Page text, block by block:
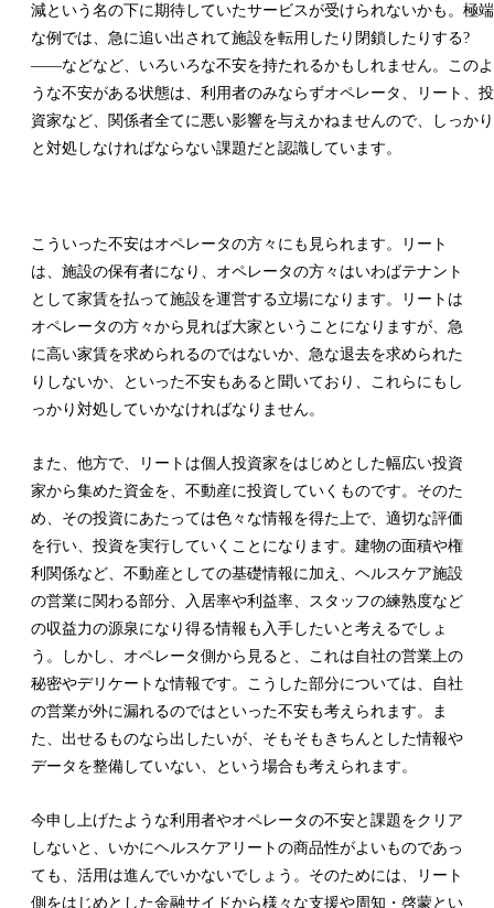
減という名の下に期待していたサービスが受けられないかも。極端
な例では、急に追い出されて施設を転用したり閉鎖したりする?
——などなど、いろいろな不安を持たれるかもしれません。このよ
うな不安がある状態は、利用者のみならずオペレータ、リート、投
資家など、関係者全てに悪い影響を与えかねませんので、しっかり
と対処しなければならない課題だと認識しています。
こういった不安はオペレータの方々にも見られます。リート
は、施設の保有者になり、オペレータの方々はいわばテナント
として家賃を払って施設を運営する立場になります。リートは
オペレータの方々から見れば大家ということになりますが、急
に高い家賃を求められるのではないか、急な退去を求められた
りしないか、といった不安もあると聞いており、これらにもし
っかり対処していかなければなりません。
また、他方で、リートは個人投資家をはじめとした幅広い投資
家から集めた資金を、不動産に投資していくものです。そのた
め、その投資にあたっては色々な情報を得た上で、適切な評価
を行い、投資を実行していくことになります。建物の面積や権
利関係など、不動産としての基礎情報に加え、ヘルスケア施設
の営業に関わる部分、入居率や利益率、スタッフの練熟度など
の収益力の源泉になり得る情報も入手したいと考えるでしょ
う。しかし、オペレータ側から見ると、これは自社の営業上の
秘密やデリケートな情報です。こうした部分については、自社
の営業が外に漏れるのではといった不安も考えられます。ま
た、出せるものなら出したいが、そもそもきちんとした情報や
データを整備していない、という場合も考えられます。
今申し上げたような利用者やオペレータの不安と課題をクリア
しないと、いかにヘルスケアリートの商品性がよいものであっ
ても、活用は進んでいかないでしょう。そのためには、リート
側をはじめとした金融サイドから様々な支援や周知・啓蒙とい